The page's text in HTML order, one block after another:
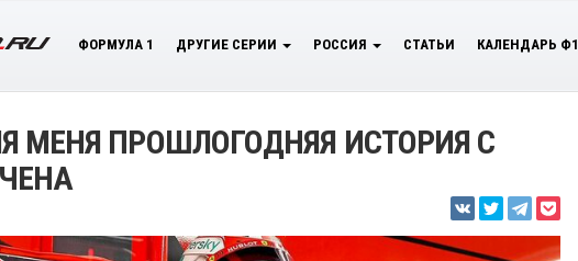
ФОРМУЛА 1 ДРУГИЕ СЕРИИ РОССИЯ СТАТЬИ КАЛЕНДАРЬ Ф1
МЕНЯ ПРОШЛОГОДНЯЯ ИСТОРИЯ С